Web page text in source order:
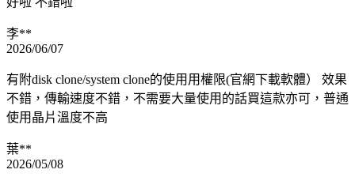
李**
2026/06/07
有附disk clone/system clone的使用用權限(官網下載軟體） 效果
不錯，傳輸速度不錯，不需要大量使用的話買這款亦可，普通
使用晶片溫度不高
葉**
2026/05/08